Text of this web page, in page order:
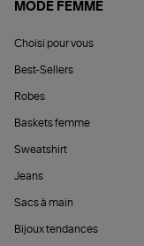
MODE FEMME
Choisi pour vous
Best-Sellers
Robes
Baskets femme
Sweatshirt
Jeans
Sacs à main
Bijoux tendances